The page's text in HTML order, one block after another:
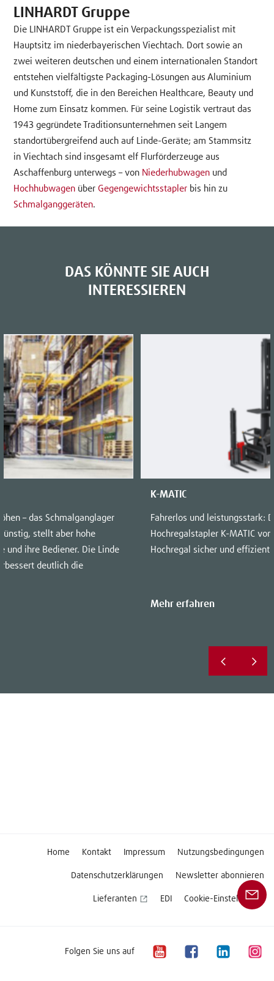
LINHARDT Gruppe
Die LINHARDT Gruppe ist ein Verpackungsspezialist mit
Hauptsitz im niederbayerischen Viechtach. Dort sowie an
zwei weiteren deutschen und einem internationalen Standort
entstehen vielfältigste Packaging-Lösungen aus Aluminium
und Kunststoff, die in den Bereichen Healthcare, Beauty und
Home zum Einsatz kommen. Für seine Logistik vertraut das
1943 gegründete Traditionsunternehmen seit Langem
standortübergreifend auch auf Linde-Geräte; am Stammsitz
in Viechtach sind insgesamt elf Flurförderzeuge aus
Aschaffenburg unterwegs – von Niederhubwagen und
Hochhubwagen überGegengewichtsstapler bis hin zu
Schmalganggeräten.
DAS KÖNNTE SIE AUCH
INTERESSIEREN
– das Schmalganglager
stellt aber hohe
und ihre Bediener. Die Linde
deutlich die
K-MATIC
Fahrerlos und leistungsstark:
Hochregalstapler K-MATIC
Hochregal sicher und effizient.
Mehr erfahren
Home Kontakt Impressum Nutzungsbedingungen
Datenschutzerklärungen Newsletter abonnieren
Lieferanten EDI Cookie-Einstellungen
Folgen Sie uns auf